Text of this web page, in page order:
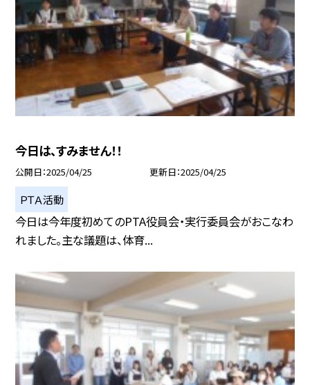
今日は、すみません！！
公開日 2025/04/25 更新日 2025/04/25
ＰＴＡ活動
今日は今年度初めてのPTA役員会・実行委員会がおこなわ
れました。主な議題は、体育...